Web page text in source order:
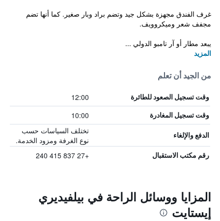
غرف الفندق مجهزة بشكل جيد وتضم براد وبار صغير. كما أنها تضم
مجفف شعر وميكروويف.
يبعد مطار أو آر تامبو الدولي ...
المزيد
من الجيد أن تعلم
وقت تسجيل الصعود للطائرة 12:00
وقت تسجيل المغادرة 10:00
الدفع والإلغاء
تختلف السياسات حسب
نوع الغرفة ومزود الخدمة.
رقم مكتب الاستقبال +27 837 415 240
المزايا ووسائل الراحة في بيلفيديري
إيستايت